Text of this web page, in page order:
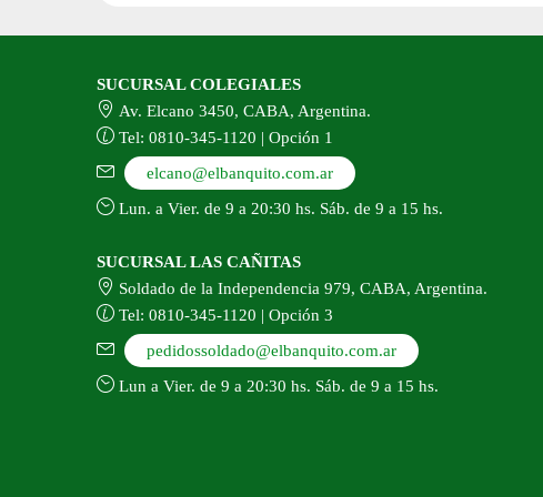
SUCURSAL COLEGIALES
Av. Elcano 3450, CABA, Argentina.
Tel: 0810-345-1120 | Opción 1
elcano@elbanquito.com.ar
Lun. a Vier. de 9 a 20:30 hs. Sáb. de 9 a 15 hs.
SUCURSAL LAS CAÑITAS
Soldado de la Independencia 979, CABA, Argentina.
Tel: 0810-345-1120 | Opción 3
pedidossoldado@elbanquito.com.ar
Lun a Vier. de 9 a 20:30 hs. Sáb. de 9 a 15 hs.